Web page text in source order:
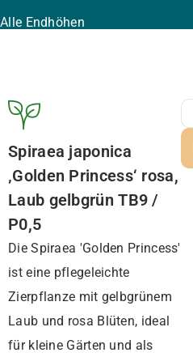
Alle Endhöhen
Spiraea japonica
‚Golden Princess‘ rosa,
Laub gelbgrün TB9 /
P0,5
Die Spiraea 'Golden Princess'
ist eine pflegeleichte
Zierpflanze mit gelbgrünem
Laub und rosa Blüten, ideal
für kleine Gärten und als